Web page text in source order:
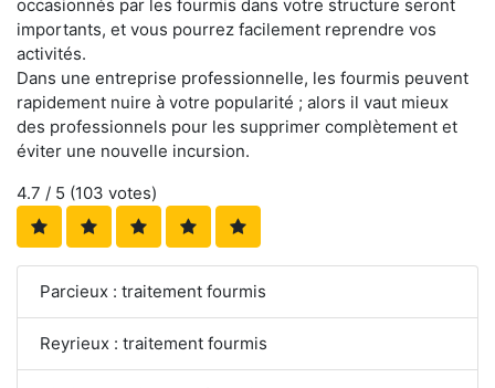
occasionnés par les fourmis dans votre structure seront
importants, et vous pourrez facilement reprendre vos
activités.
Dans une entreprise professionnelle, les fourmis peuvent
rapidement nuire à votre popularité ; alors il vaut mieux
des professionnels pour les supprimer complètement et
éviter une nouvelle incursion.
4.7 / 5 (103 votes)
Parcieux : traitement fourmis
Reyrieux : traitement fourmis